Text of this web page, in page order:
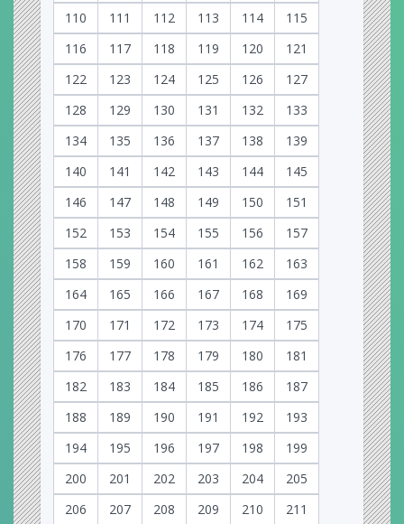
110
111 112 113 114
115
116
117 118 119 120
121
122
123 124 125 126
127
128
129 130 131 132
133
134
135 136 137 138
139
140
141 142 143 144
145
146
147 148 149 150
151
152
153 154 155 156
157
158
159 160 161 162
163
164
165 166 167 168
169
170
171 172 173 174
175
176
177 178 179 180
181
182
183 184 185 186
187
188
189 190 191 192
193
194
195 196 197 198
199
200
201 202 203 204
205
206
207 208 209 210
211